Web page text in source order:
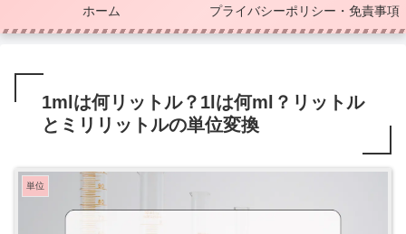
ホーム プライバシーポリシー・免責事項
1mlは何リットル？1lは何ml？リットル
とミリリットルの単位変換
単位